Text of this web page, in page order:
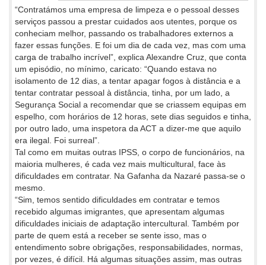
“Contratámos uma empresa de limpeza e o pessoal desses
serviços passou a prestar cuidados aos utentes, porque os
conheciam melhor, passando os trabalhadores externos a
fazer essas funções. E foi um dia de cada vez, mas com uma
carga de trabalho incrível”, explica Alexandre Cruz, que conta
um episódio, no mínimo, caricato: “Quando estava no
isolamento de 12 dias, a tentar apagar fogos à distância e a
tentar contratar pessoal à distância, tinha, por um lado, a
Segurança Social a recomendar que se criassem equipas em
espelho, com horários de 12 horas, sete dias seguidos e tinha,
por outro lado, uma inspetora da ACT a dizer-me que aquilo
era ilegal. Foi surreal”.
Tal como em muitas outras IPSS, o corpo de funcionários, na
maioria mulheres, é cada vez mais multicultural, face às
dificuldades em contratar. Na Gafanha da Nazaré passa-se o
mesmo.
“Sim, temos sentido dificuldades em contratar e temos
recebido algumas imigrantes, que apresentam algumas
dificuldades iniciais de adaptação intercultural. Também por
parte de quem está a receber se sente isso, mas o
entendimento sobre obrigações, responsabilidades, normas,
por vezes, é difícil. Há algumas situações assim, mas outras